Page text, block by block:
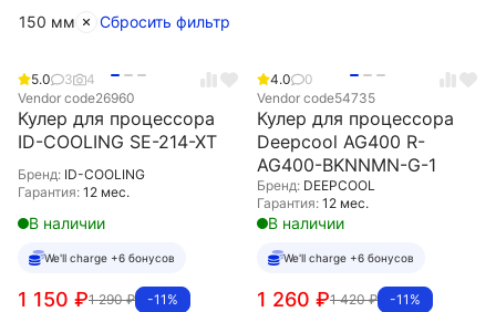
150 мм Сбросить фильтр
5.0 3
4
Vendor code26960
Кулер для процессора
ID-COOLING SE-214-XT
Бренд: ID-COOLING
Гарантия: 12 мес.
В наличии
We'll charge +6 бонусов
-11%
1 290₽
1 150 ₽
4.0
0
Vendor code54735
Кулер для процессора
Deepcool AG400 R-
AG400-BKNNMN-G-1
Бренд: DEEPCOOL
Гарантия: 12 мес.
В наличии
We'll charge +6 бонусов
-11%
1 420₽
1 260 ₽